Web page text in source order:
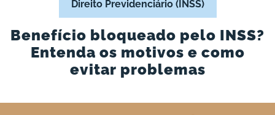
Direito Previdenciário (INSS)
Benefício bloqueado pelo INSS?
Entenda os motivos e como
evitar problemas